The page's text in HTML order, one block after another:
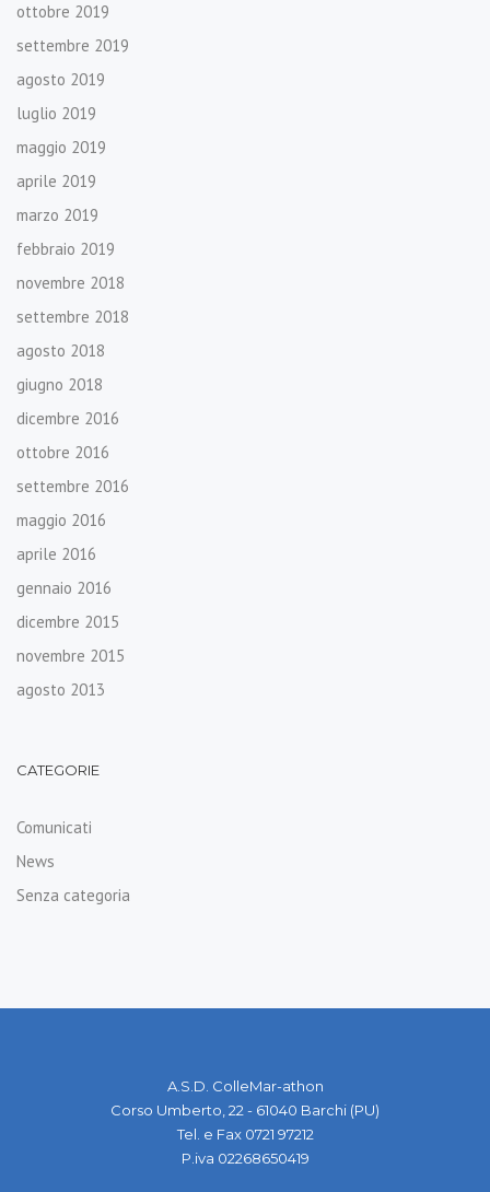
ottobre 2019
settembre 2019
agosto 2019
luglio 2019
maggio 2019
aprile 2019
marzo 2019
febbraio 2019
novembre 2018
settembre 2018
agosto 2018
giugno 2018
dicembre 2016
ottobre 2016
settembre 2016
maggio 2016
aprile 2016
gennaio 2016
dicembre 2015
novembre 2015
agosto 2013
CATEGORIE
Comunicati
News
Senza categoria
A.S.D. ColleMar-athon
Corso Umberto, 22 - 61040 Barchi (PU)
Tel. e Fax 0721 97212
P.iva 02268650419